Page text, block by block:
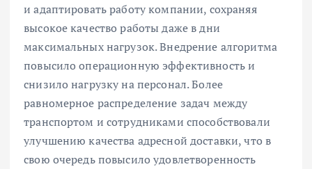
и адаптировать работу компании, сохраняя
высокое качество работы даже в дни
максимальных нагрузок. Внедрение алгоритма
повысило операционную эффективность и
снизило нагрузку на персонал. Более
равномерное распределение задач между
транспортом и сотрудниками способствовали
улучшению качества адресной доставки, что в
свою очередь повысило удовлетворенность